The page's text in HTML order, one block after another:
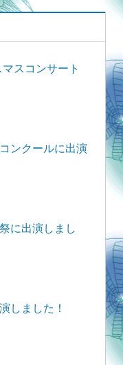
スコンサート
ンクールに出演
に出演しまし
しました！